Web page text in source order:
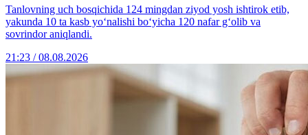
Tanlovning uch bosqichida 124 mingdan ziyod yosh ishtirok etib,
yakunda 10 ta kasb yo‘nalishi bo‘yicha 120 nafar g‘olib va
sovrindor aniqlandi.
21:23 / 08.08.2026